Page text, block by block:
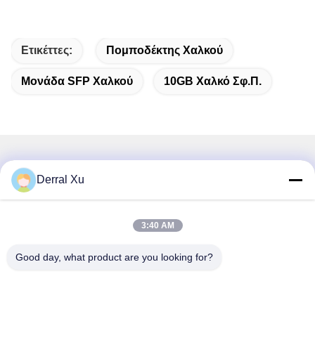
Ετικέττες: Πομποδέκτης Χαλκού
Μονάδα SFP Χαλκού 10GB Χαλκό Σφ.π.
Γρήγορη επικοινωνία
Διεύθυνση
Κτίριο 2#, αριθ. 1000 Λεωφόρος Tiangong, οδός Xinxing,
Κίνα
Derral Xu
3:40 AM
Good day, what product are you looking for?